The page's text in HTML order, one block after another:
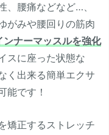
、腰痛などなど…、
がみや腰回りの筋肉
ンナーマッスルを強化
スに座った状態な
く出来る簡単エクサ
能です！
矯正するストレッチ